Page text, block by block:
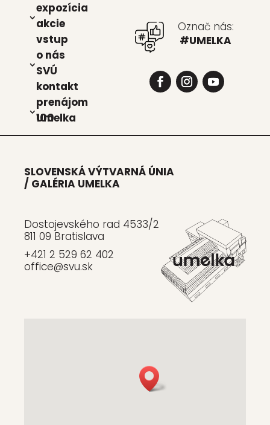
expo­zí­cia
akcie
vstup
o nás
SVÚ
kon­takt
pre­ná­jom
Umel­ka 100
Označ nás:
#UMELKA
SLOVENSKÁ VÝTVARNÁ ÚNIA
/ GALÉRIA UMELKA
Dostojevského rad 4533/2
811 09 Bratislava
+421 2 529 62 402
office@svu.sk